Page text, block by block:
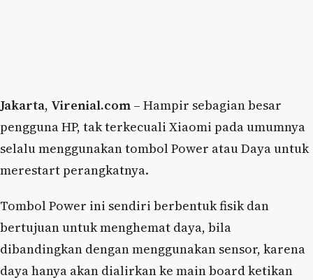
Jakarta, Virenial.com – Hampir sebagian besar
pengguna HP, tak terkecuali Xiaomi pada umumnya
selalu menggunakan tombol Power atau Daya untuk
merestart perangkatnya.
Tombol Power ini sendiri berbentuk fisik dan
bertujuan untuk menghemat daya, bila
dibandingkan dengan menggunakan sensor, karena
daya hanya akan dialirkan ke main board ketikan